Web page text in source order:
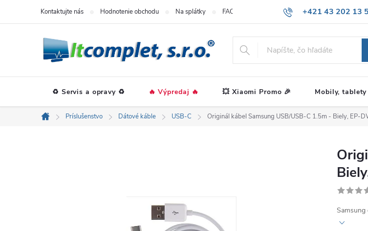
+421 43 202 13
Kontaktujte nás Hodnotenie obchodu Na splátky FAQ
♻️ Servis a opravy ♻️ 🔥 Výpredaj 🔥 💥 Xiaomi Promo 🎉 Mobily, tablety
Domov
Príslušenstvo Dátové káble USB-C Originál kábel Samsung USB/USB-C 1.5m - Biely, EP-
Samsung